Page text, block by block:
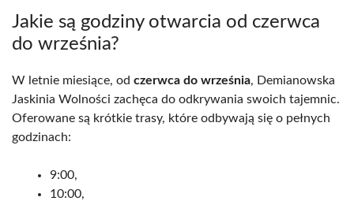
Jakie są godziny otwarcia od czerwca
do września?
W letnie miesiące, od czerwca do września, Demianowska
Jaskinia Wolności zachęca do odkrywania swoich tajemnic.
Oferowane są krótkie trasy, które odbywają się o pełnych
godzinach:
9:00,
10:00,